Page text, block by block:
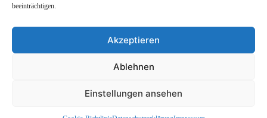
beeinträchtigen.
Akzeptieren
Ablehnen
Einstellungen ansehen
Stolz präsentiert von WordPress.
Impressum und Rechtliches